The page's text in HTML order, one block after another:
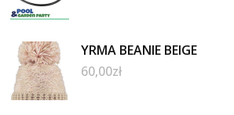
YRMA BEANIE BEIGE
60,00zł